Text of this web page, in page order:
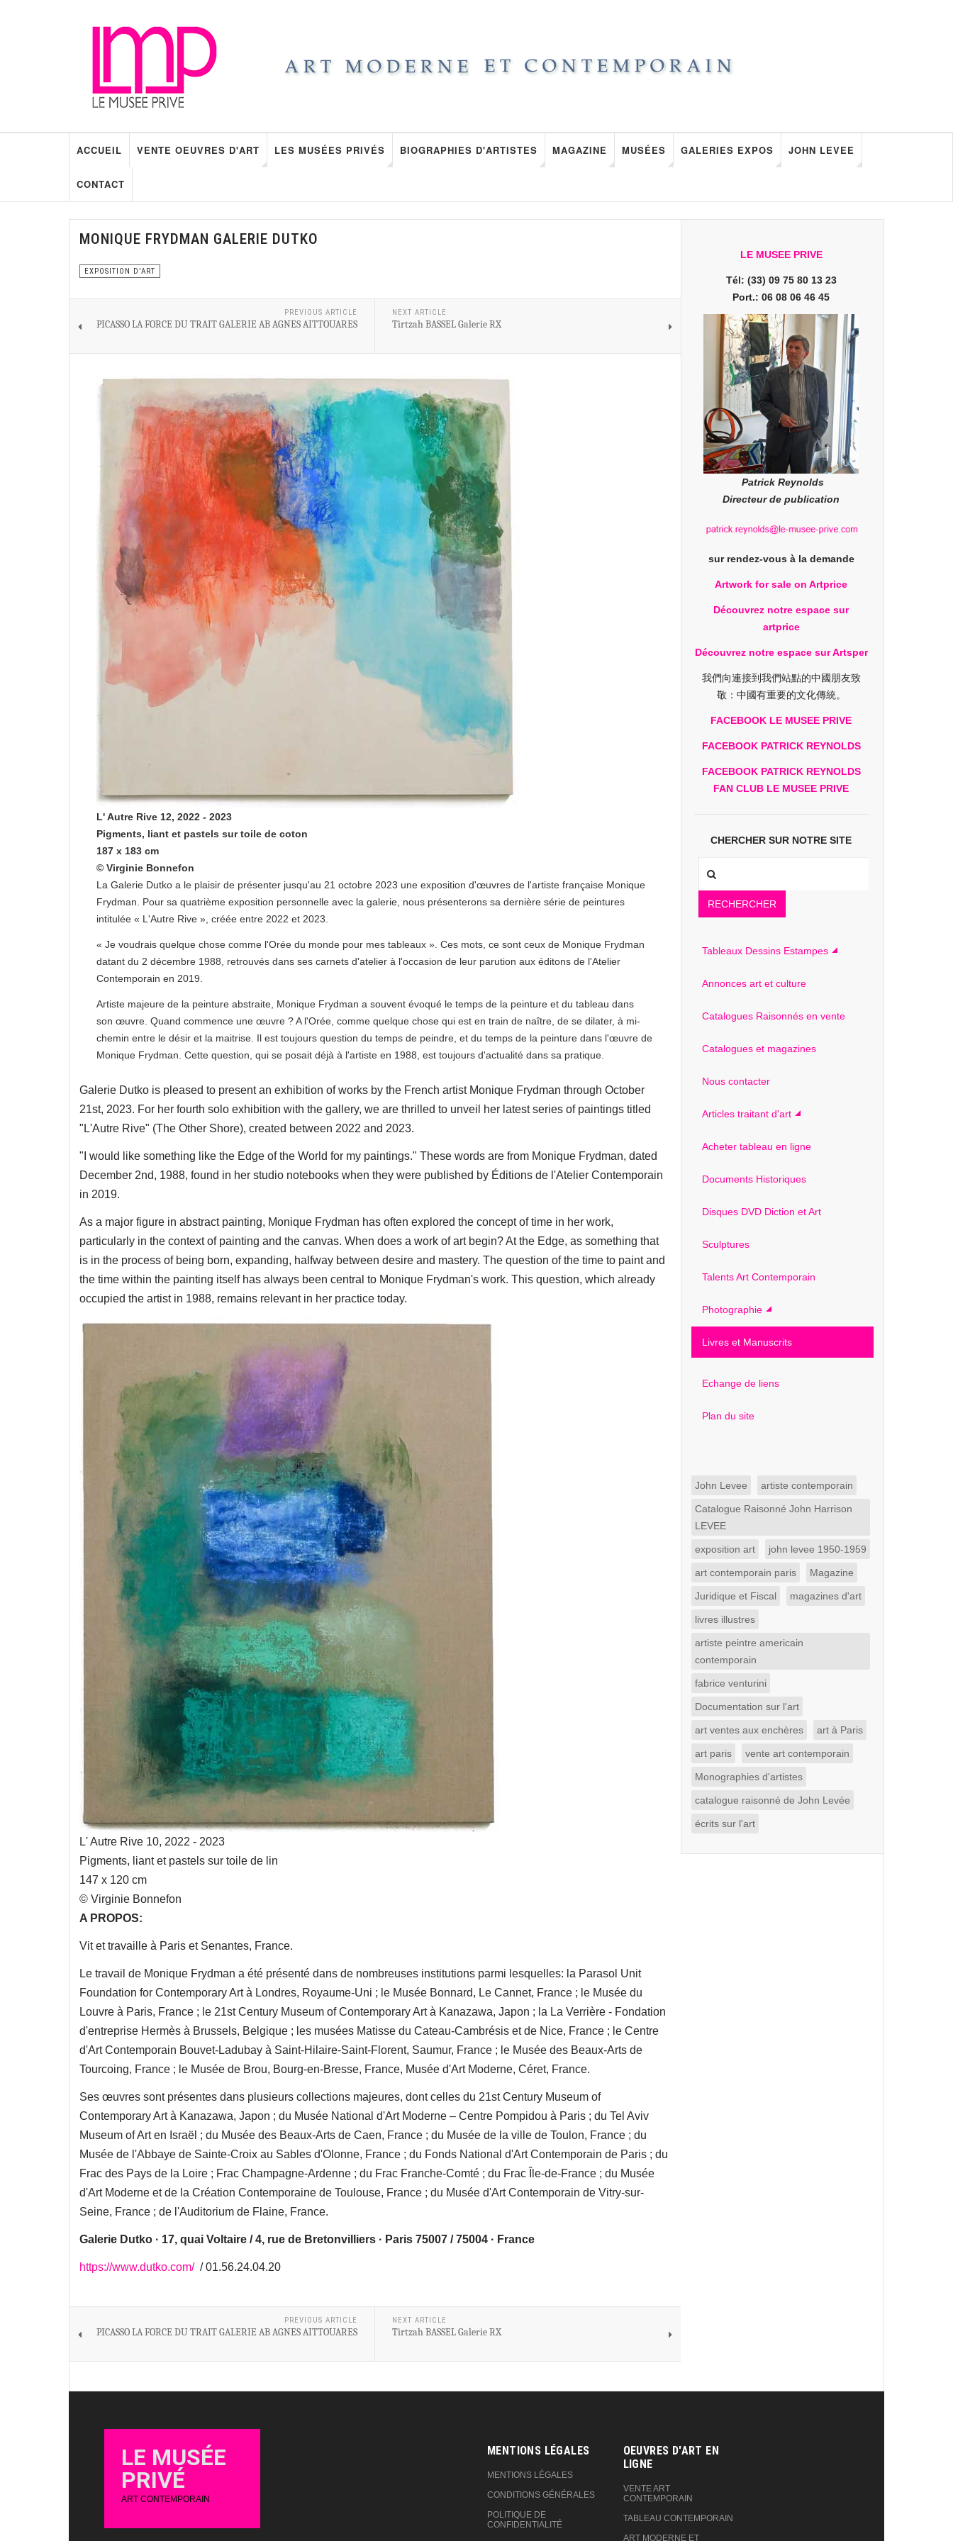
ACCUEIL VENTE OEUVRES D'ART LES MUSÉES PRIVÉS BIOGRAPHIES D'ARTISTES MAGAZINE MUSÉES GALERIES EXPOS JOHN LEVEE
CONTACT
MONIQUE FRYDMAN GALERIE DUTKO
EXPOSITION D'ART
PREVIOUS ARTICLE
PICASSO LA FORCE DU TRAIT GALERIE AB AGNES AITTOUARES
NEXT ARTICLE
Tirtzah BASSEL Galerie RX
L' Autre Rive 12, 2022 - 2023
Pigments, liant et pastels sur toile de coton
187 x 183 cm
© Virginie Bonnefon
La Galerie Dutko a le plaisir de présenter jusqu'au 21 octobre 2023 une exposition d'œuvres de l'artiste française Monique
Frydman. Pour sa quatrième exposition personnelle avec la galerie, nous présenterons sa dernière série de peintures
intitulée « L'Autre Rive », créée entre 2022 et 2023.
« Je voudrais quelque chose comme l'Orée du monde pour mes tableaux ». Ces mots, ce sont ceux de Monique Frydman
datant du 2 décembre 1988, retrouvés dans ses carnets d'atelier à l'occasion de leur parution aux éditons de l'Atelier
Contemporain en 2019.
Artiste majeure de la peinture abstraite, Monique Frydman a souvent évoqué le temps de la peinture et du tableau dans
son œuvre. Quand commence une œuvre ? A l'Orée, comme quelque chose qui est en train de naître, de se dilater, à mi-
chemin entre le désir et la maitrise. Il est toujours question du temps de peindre, et du temps de la peinture dans l'œuvre de
Monique Frydman. Cette question, qui se posait déjà à l'artiste en 1988, est toujours d'actualité dans sa pratique.
Galerie Dutko is pleased to present an exhibition of works by the French artist Monique Frydman through October
21st, 2023. For her fourth solo exhibition with the gallery, we are thrilled to unveil her latest series of paintings titled
"L'Autre Rive" (The Other Shore), created between 2022 and 2023.
"I would like something like the Edge of the World for my paintings." These words are from Monique Frydman, dated
December 2nd, 1988, found in her studio notebooks when they were published by Éditions de l'Atelier Contemporain
in 2019.
As a major figure in abstract painting, Monique Frydman has often explored the concept of time in her work,
particularly in the context of painting and the canvas. When does a work of art begin? At the Edge, as something that
is in the process of being born, expanding, halfway between desire and mastery. The question of the time to paint and
the time within the painting itself has always been central to Monique Frydman's work. This question, which already
occupied the artist in 1988, remains relevant in her practice today.
L' Autre Rive 10, 2022 - 2023
Pigments, liant et pastels sur toile de lin
147 x 120 cm
© Virginie Bonnefon
A PROPOS:
Vit et travaille à Paris et Senantes, France.
Le travail de Monique Frydman a été présenté dans de nombreuses institutions parmi lesquelles: la Parasol Unit
Foundation for Contemporary Art à Londres, Royaume-Uni ; le Musée Bonnard, Le Cannet, France ; le Musée du
Louvre à Paris, France ; le 21st Century Museum of Contemporary Art à Kanazawa, Japon ; la La Verrière - Fondation
d'entreprise Hermès à Brussels, Belgique ; les musées Matisse du Cateau-Cambrésis et de Nice, France ; le Centre
d'Art Contemporain Bouvet-Ladubay à Saint-Hilaire-Saint-Florent, Saumur, France ; le Musée des Beaux-Arts de
Tourcoing, France ; le Musée de Brou, Bourg-en-Bresse, France, Musée d'Art Moderne, Céret, France.
Ses œuvres sont présentes dans plusieurs collections majeures, dont celles du 21st Century Museum of
Contemporary Art à Kanazawa, Japon ; du Musée National d'Art Moderne – Centre Pompidou à Paris ; du Tel Aviv
Museum of Art en Israël ; du Musée des Beaux-Arts de Caen, France ; du Musée de la ville de Toulon, France ; du
Musée de l'Abbaye de Sainte-Croix au Sables d'Olonne, France ; du Fonds National d'Art Contemporain de Paris ; du
Frac des Pays de la Loire ; Frac Champagne-Ardenne ; du Frac Franche-Comté ; du Frac Île-de-France ; du Musée
d'Art Moderne et de la Création Contemporaine de Toulouse, France ; du Musée d'Art Contemporain de Vitry-sur-
Seine, France ; de l'Auditorium de Flaine, France.
Galerie Dutko · 17, quai Voltaire / 4, rue de Bretonvilliers · Paris 75007 / 75004 · France
https://www.dutko.com// 01.56.24.04.20
PREVIOUS ARTICLE
PICASSO LA FORCE DU TRAIT GALERIE AB AGNES AITTOUARES
NEXT ARTICLE
Tirtzah BASSEL Galerie RX
LE MUSEE PRIVE
Tél: (33) 09 75 80 13 23
Port.: 06 08 06 46 45
Patrick Reynolds
Directeur de publication
sur rendez-vous à la demande
Artwork for sale on Artprice
Découvrez notre espace sur
artprice
Découvrez notre espace sur Artsper
我們向連接到我們站點的中國朋友致
敬：中國有重要的文化傳統。
FACEBOOK LE MUSEE PRIVE
FACEBOOK PATRICK REYNOLDS
FACEBOOK PATRICK REYNOLDS
FAN CLUB LE MUSEE PRIVE
CHERCHER SUR NOTRE SITE
RECHERCHER
Tableaux Dessins Estampes
Annonces art et culture
Catalogues Raisonnés en vente
Catalogues et magazines
Nous contacter
Articles traitant d'art
Acheter tableau en ligne
Documents Historiques
Disques DVD Diction et Art
Sculptures
Talents Art Contemporain
Photographie
Livres et Manuscrits
Echange de liens
Plan du site
John Levee artiste contemporain
Catalogue Raisonné John Harrison
LEVEE
exposition art john levee 1950-1959
art contemporain paris Magazine
Juridique et Fiscal magazines d'art
livres illustres
artiste peintre americain
contemporain
fabrice venturini
Documentation sur l'art
art ventes aux enchères art à Paris
art paris vente art contemporain
Monographies d'artistes
catalogue raisonné de John Levée
écrits sur l'art
LE MUSÉE
PRIVÉ
ART CONTEMPORAIN
MENTIONS LÉGALES
MENTIONS LÉGALES
CONDITIONS GÉNÉRALES
POLITIQUE DE
CONFIDENTIALITÉ
OEUVRES D'ART EN
LIGNE‎
VENTE ART
CONTEMPORAIN
TABLEAU CONTEMPORAIN
ART MODERNE ET